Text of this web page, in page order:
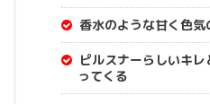
香水のような甘く色気
ピルスナーらしいキ
ってくる